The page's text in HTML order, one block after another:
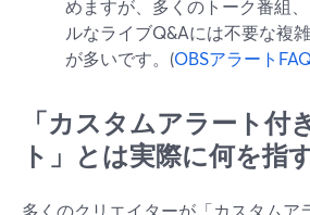
めますが、多くのトーク番組
ルなライブQ&Aには不要な複
が多いです。(OBSアラート
「カスタムアラート付
ト」とは実際に何を指
多くのクリエイターが「カスタムア